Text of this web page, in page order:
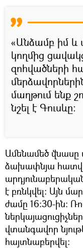
«Անձամբ իմ և
կողմից
զոհվածների
մաղթում ենք
նշել է Գուսևը։
Ամենամեծ վնասը
ձախափնյա
է բռնկվել։ Այն
ժամը 16:30-ին:
վտանգավոր
հայտնաբերվել: